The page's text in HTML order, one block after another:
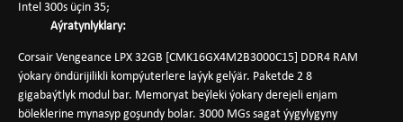
Intel 300s üçin 35;
Aýratynlyklary:
Corsair Vengeance LPX 32GB [CMK16GX4M2B3000C15] DDR4 RAM
ýokary öndürijilikli kompýuterlere laýyk gelýär. Paketde 2 8
gigabaýtlyk modul bar. Memoryat beýleki ýokary derejeli enjam
böleklerine mynasyp goşundy bolar. 3000 MGs sagat ýygylygyny